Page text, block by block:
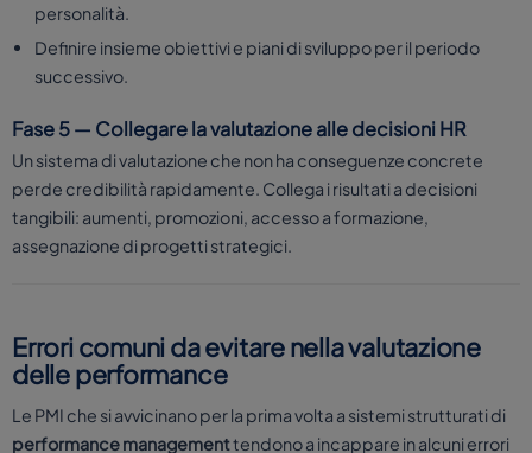
personalità.
Definire insieme obiettivi e piani di sviluppo per il periodo
successivo.
Fase 5 — Collegare la valutazione alle decisioni HR
Un sistema di valutazione che non ha conseguenze concrete
perde credibilità rapidamente. Collega i risultati a decisioni
tangibili: aumenti, promozioni, accesso a formazione,
assegnazione di progetti strategici.
Errori comuni da evitare nella valutazione
delle performance
Le PMI che si avvicinano per la prima volta a sistemi strutturati di
performance managementtendono a incappare in alcuni errori